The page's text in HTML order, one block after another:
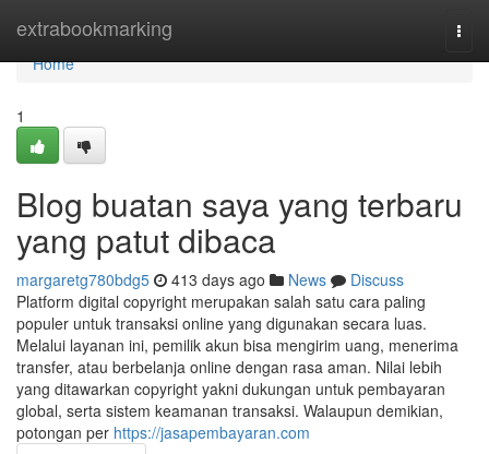
extrabookmarking
Home
Home
1
Blog buatan saya yang terbaru
yang patut dibaca
margaretg780bdg5 413 days ago News
Discuss
Platform digital copyright merupakan salah satu cara paling
populer untuk transaksi online yang digunakan secara luas.
Melalui layanan ini, pemilik akun bisa mengirim uang, menerima
transfer, atau berbelanja online dengan rasa aman. Nilai lebih
yang ditawarkan copyright yakni dukungan untuk pembayaran
global, serta sistem keamanan transaksi. Walaupun demikian,
potongan per https://jasapembayaran.com